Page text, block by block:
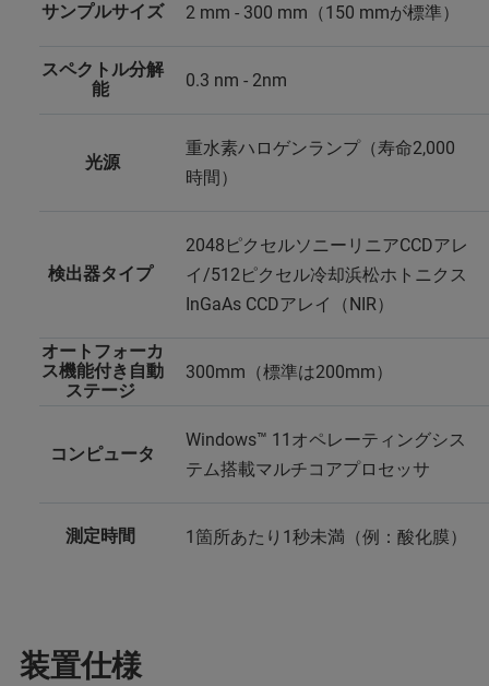
サンプルサイズ 2 mm - 300 mm（150 mmが標準）
スペクトル分解
能
0.3 nm - 2nm
光源
重水素ハロゲンランプ（寿命2,000
時間）
検出器タイプ
2048ピクセルソニーリニアCCDアレ
イ/512ピクセル冷却浜松ホトニクス
InGaAs CCDアレイ（NIR）
オートフォーカ
ス機能付き自動
ステージ
300mm（標準は200mm）
コンピュータ
Windows™ 11オペレーティングシス
テム搭載マルチコアプロセッサ
測定時間 1箇所あたり1秒未満（例：酸化膜）
装置仕様